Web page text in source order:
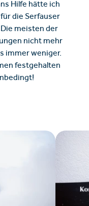
Hilfe hätte ich
die Serfauser
meisten der
nicht mehr
immer weniger.
festgehalten